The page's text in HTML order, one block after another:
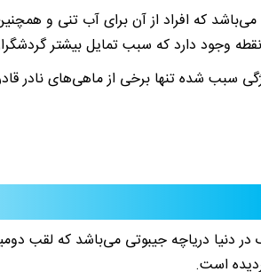
می‌باشد که افراد از آن برای آب تنی و
وجود دارد که سبب تمایل بیشتر
سبب شده تنها برخی از ماهی‌های نادر
در دنیا دریاچه جیبوتی می‌باشد که لقب
است.